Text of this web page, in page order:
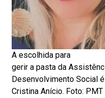
A escolhida para
gerir a pasta da
Desenvolvimento Social
Cristina Anício. Foto: PMT